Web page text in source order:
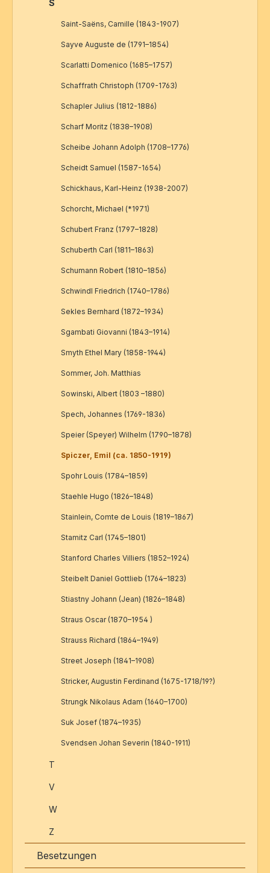
S
Saint-Saëns, Camille (1843-1907)
Sayve Auguste de (1791–1854)
Scarlatti Domenico (1685–1757)
Schaffrath Christoph (1709-1763)
Schapler Julius (1812-1886)
Scharf Moritz (1838–1908)
Scheibe Johann Adolph (1708–1776)
Scheidt Samuel (1587-1654)
Schickhaus, Karl-Heinz (1938-2007)
Schorcht, Michael (*1971)
Schubert Franz (1797–1828)
Schuberth Carl (1811–1863)
Schumann Robert (1810–1856)
Schwindl Friedrich (1740–1786)
Sekles Bernhard (1872–1934)
Sgambati Giovanni (1843–1914)
Smyth Ethel Mary (1858-1944)
Sommer, Joh. Matthias
Sowinski, Albert (1803 –1880)
Spech, Johannes (1769-1836)
Speier (Speyer) Wilhelm (1790–1878)
Spiczer, Emil (ca. 1850-1919)
Spohr Louis (1784–1859)
Staehle Hugo (1826–1848)
Stainlein, Comte de Louis (1819–1867)
Stamitz Carl (1745–1801)
Stanford Charles Villiers (1852–1924)
Steibelt Daniel Gottlieb (1764–1823)
Stiastny Johann (Jean) (1826–1848)
Straus Oscar (1870–1954 )
Strauss Richard (1864–1949)
Street Joseph (1841–1908)
Stricker, Augustin Ferdinand (1675-1718/19?)
Strungk Nikolaus Adam (1640–1700)
Suk Josef (1874–1935)
Svendsen Johan Severin (1840-1911)
T
V
W
Z
Besetzungen